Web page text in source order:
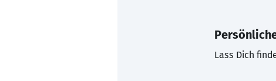
Lass Dich